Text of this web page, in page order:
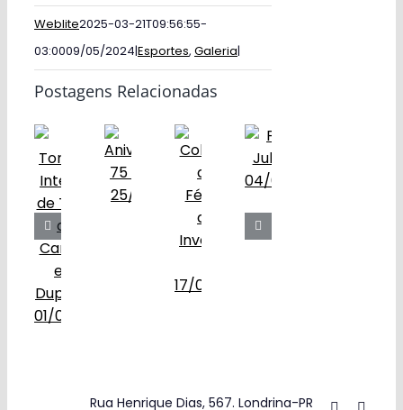
Weblite2025-03-21T09:56:55-
03:0009/05/2024|Esportes, Galeria|
Postagens Relacionadas
Rua Henrique Dias, 567. Londrina-PR